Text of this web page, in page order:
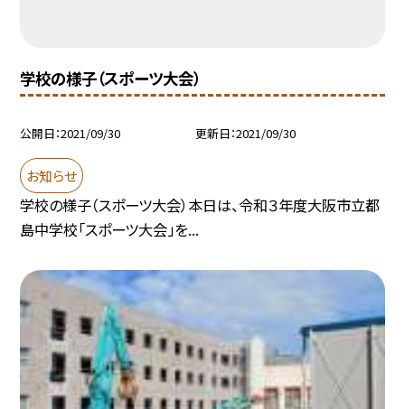
学校の様子（スポーツ大会）
公開日 2021/09/30 更新日 2021/09/30
お知らせ
学校の様子（スポーツ大会）本日は、令和３年度大阪市立都
島中学校「スポーツ大会」を...